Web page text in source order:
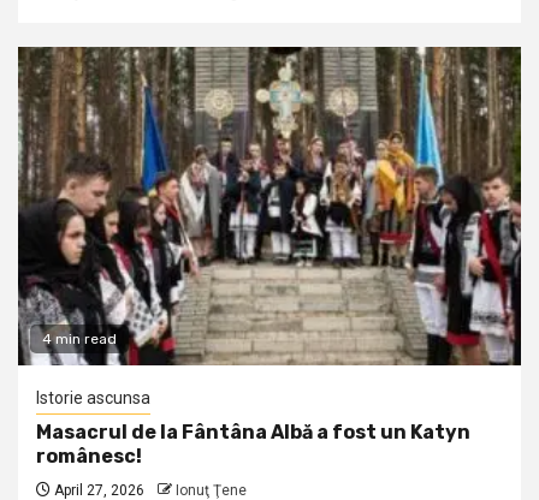
4 min read
Istorie ascunsa
Masacrul de la Fântâna Albă a fost un Katyn
românesc!
April 27, 2026 Ionuţ Ţene